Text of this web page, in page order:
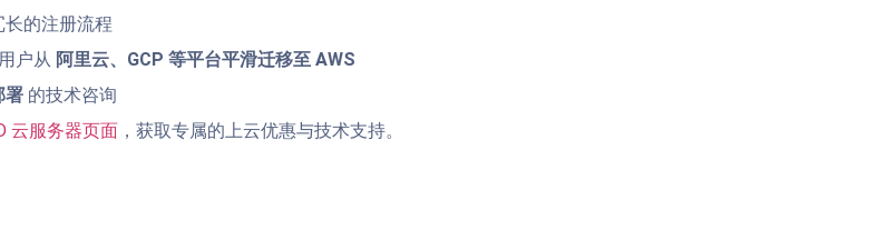
长的注册流程
户从 阿里云、GCP 等平台平滑迁移至 AWS
署 的技术咨询
云服务器页面 ，获取专属的上云优惠与技术支持。